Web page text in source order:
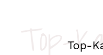
Top-
Top-